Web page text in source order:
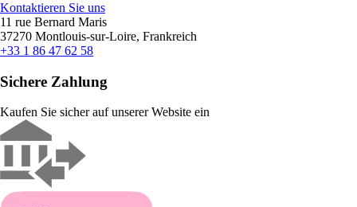
Kontaktieren Sie uns
11 rue Bernard Maris
37270 Montlouis-sur-Loire, Frankreich
+33 1 86 47 62 58
Sichere Zahlung
Kaufen Sie sicher auf unserer Website ein